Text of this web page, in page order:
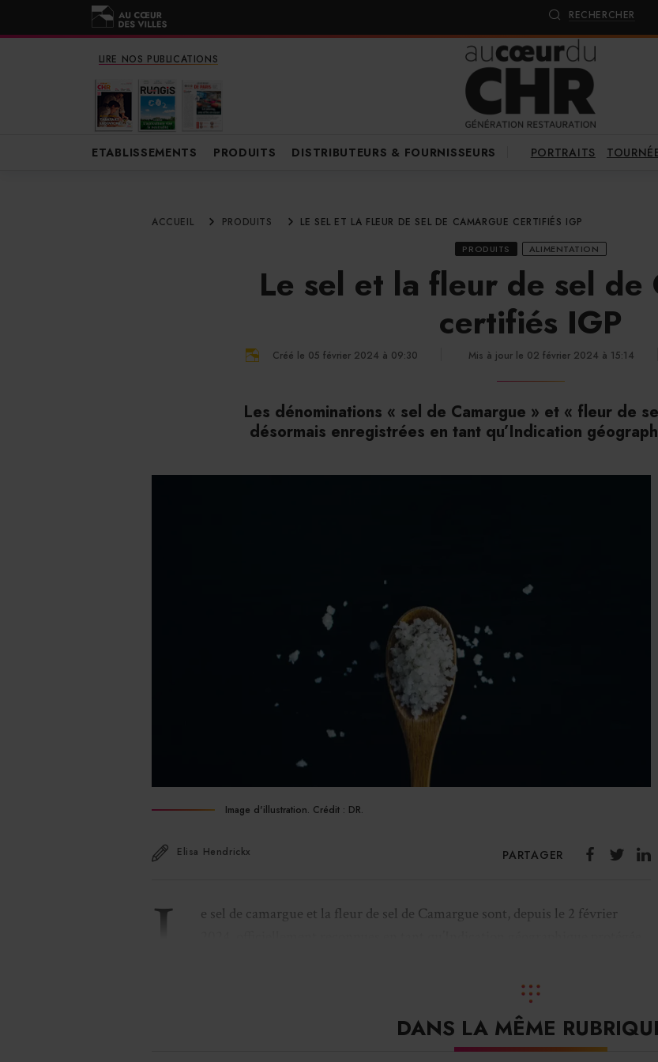
RECHERCHER
LIRE NOS PUBLICATIONS
ETABLISSEMENTS PRODUITS DISTRIBUTEURS & FOURNISSEURS PORTRAITS
ACCUEIL PRODUITS LE SEL ET LA FLEUR DE SEL DE CAMARGUE CERTIFIÉS IGP
PRODUITS ALIMENTATION
Le sel et la fleur de sel de
certifiés IGP
Créé le 05 février 2024 à 09:30 Mis à jour le 02 février 2024 à 15:14
Les dénominations « sel de Camargue » et « fleur de
désormais enregistrées en tant qu’Indication
Image d'illustration. Crédit : DR.
Elisa Hendrickx PARTAGER
L
e sel de camargue et la fleur de sel de Camargue sont, depuis le 2 février
ce, qu’il soit brut ou transformé, dont la qualité et la réputation sont liées à son
Le sel de Camargue et la fleur de sel de Camargue sont exclusivement produits en
DANS LA MÊME